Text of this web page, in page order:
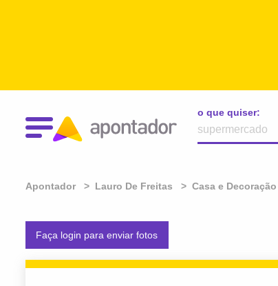
o que quiser:
Apontador Lauro De Freitas Casa e Decoração
Faça login para enviar fotos